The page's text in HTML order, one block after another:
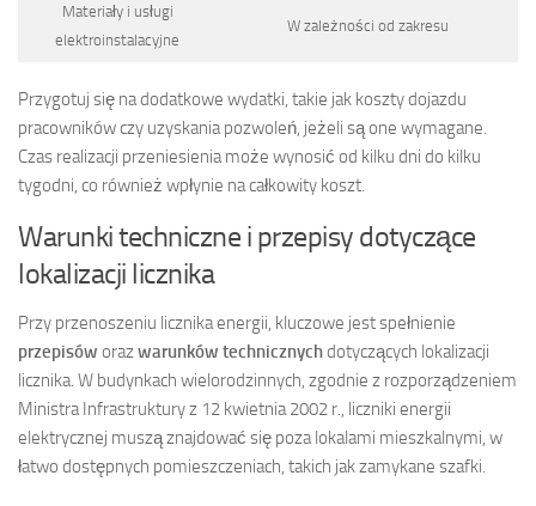
Materiały i usługi
elektroinstalacyjne
W zależności od zakresu
Przygotuj się na dodatkowe wydatki, takie jak koszty dojazdu
pracowników czy uzyskania pozwoleń, jeżeli są one wymagane.
Czas realizacji przeniesienia może wynosić od kilku dni do kilku
tygodni, co również wpłynie na całkowity koszt.
Warunki techniczne i przepisy dotyczące
lokalizacji licznika
Przy przenoszeniu licznika energii, kluczowe jest spełnienie
przepisów orazwarunków technicznychdotyczących lokalizacji
licznika. W budynkach wielorodzinnych, zgodnie z rozporządzeniem
Ministra Infrastruktury z 12 kwietnia 2002 r., liczniki energii
elektrycznej muszą znajdować się poza lokalami mieszkalnymi, w
łatwo dostępnych pomieszczeniach, takich jak zamykane szafki.